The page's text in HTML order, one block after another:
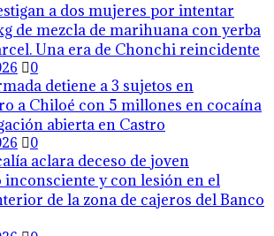
a dos mujeres por intentar
de mezcla de marihuana con yerba
Una era de Chonchi reincidente
0
detiene a 3 sujetos en
a Chiloé con 5 millones en cocaína
abierta en Castro
0
aclara deceso de joven
y con lesión en el
de la zona de cajeros del Banco